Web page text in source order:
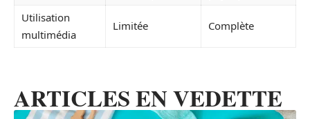
Utilisation
multimédia
Limitée Complète
ARTICLES EN VEDETTE